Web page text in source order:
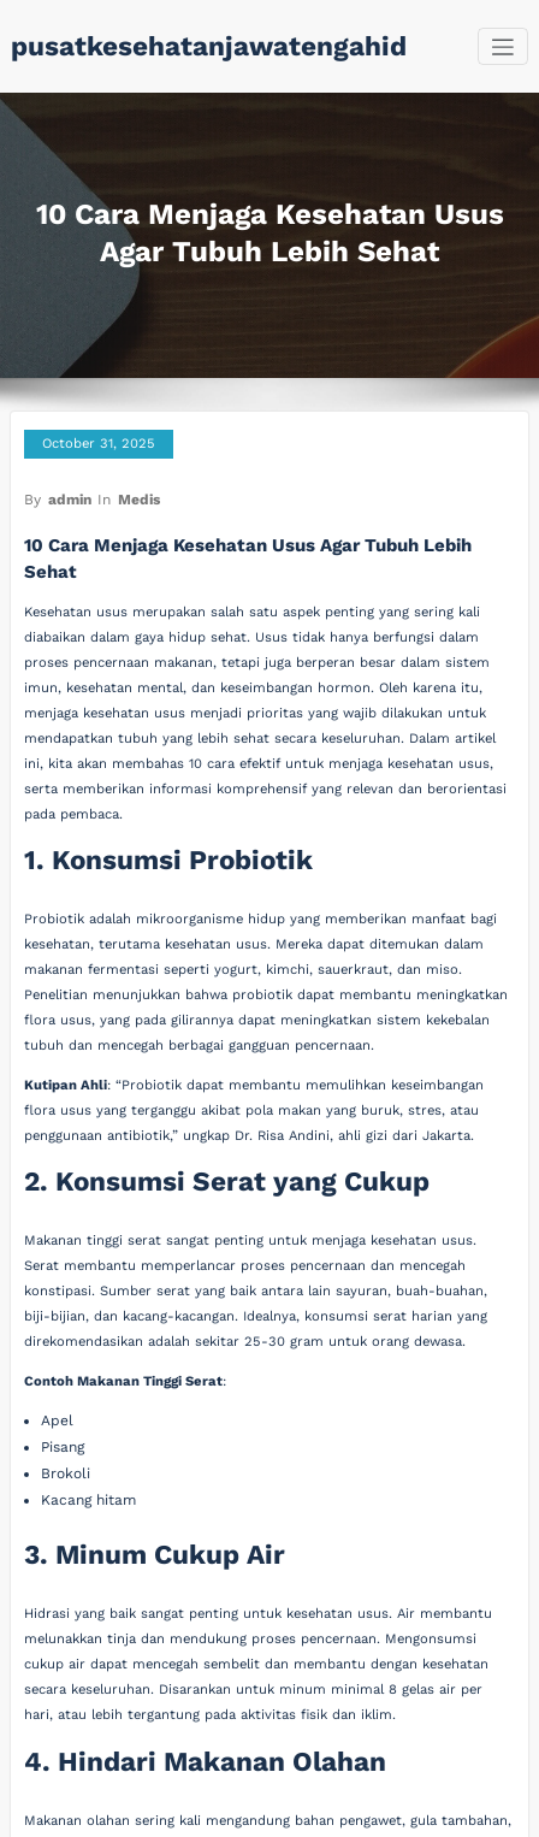
to
content
pusatkesehatanjawatengahid
10 Cara Menjaga Kesehatan Usus
Agar Tubuh Lebih Sehat
October 31, 2025
By admin In Medis
10 Cara Menjaga Kesehatan Usus Agar Tubuh Lebih
Sehat
Kesehatan usus merupakan salah satu aspek penting yang sering kali
diabaikan dalam gaya hidup sehat. Usus tidak hanya berfungsi dalam
proses pencernaan makanan, tetapi juga berperan besar dalam sistem
imun, kesehatan mental, dan keseimbangan hormon. Oleh karena itu,
menjaga kesehatan usus menjadi prioritas yang wajib dilakukan untuk
mendapatkan tubuh yang lebih sehat secara keseluruhan. Dalam artikel
ini, kita akan membahas 10 cara efektif untuk menjaga kesehatan usus,
serta memberikan informasi komprehensif yang relevan dan berorientasi
pada pembaca.
1. Konsumsi Probiotik
Probiotik adalah mikroorganisme hidup yang memberikan manfaat bagi
kesehatan, terutama kesehatan usus. Mereka dapat ditemukan dalam
makanan fermentasi seperti yogurt, kimchi, sauerkraut, dan miso.
Penelitian menunjukkan bahwa probiotik dapat membantu meningkatkan
flora usus, yang pada gilirannya dapat meningkatkan sistem kekebalan
tubuh dan mencegah berbagai gangguan pencernaan.
Kutipan Ahli: “Probiotik dapat membantu memulihkan keseimbangan
flora usus yang terganggu akibat pola makan yang buruk, stres, atau
penggunaan antibiotik,” ungkap Dr. Risa Andini, ahli gizi dari Jakarta.
2. Konsumsi Serat yang Cukup
Makanan tinggi serat sangat penting untuk menjaga kesehatan usus.
Serat membantu memperlancar proses pencernaan dan mencegah
konstipasi. Sumber serat yang baik antara lain sayuran, buah-buahan,
biji-bijian, dan kacang-kacangan. Idealnya, konsumsi serat harian yang
direkomendasikan adalah sekitar 25-30 gram untuk orang dewasa.
Contoh Makanan Tinggi Serat:
Apel
Pisang
Brokoli
Kacang hitam
3. Minum Cukup Air
Hidrasi yang baik sangat penting untuk kesehatan usus. Air membantu
melunakkan tinja dan mendukung proses pencernaan. Mengonsumsi
cukup air dapat mencegah sembelit dan membantu dengan kesehatan
secara keseluruhan. Disarankan untuk minum minimal 8 gelas air per
hari, atau lebih tergantung pada aktivitas fisik dan iklim.
4. Hindari Makanan Olahan
Makanan olahan sering kali mengandung bahan pengawet, gula tambahan,